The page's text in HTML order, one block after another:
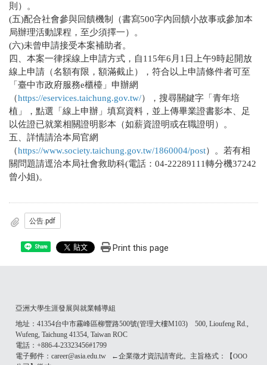
則）。
(五)配合社會參與回饋機制（書寫500字內回饋小故事或參加本
局辦理活動課程，至少須擇一）。
(六)未曾申請接受本案補助者。
四、本案一律採線上申請方式，自115年6月1日上午9時起開放
線上申請（名額有限，額滿截止），符合以上申請條件者可至
「臺中市政府服務e櫃檯」申辦網
（https://eservices.taichung.gov.tw/），搜尋關鍵字「青年培
植」，點選「線上申辦」填寫資料，並上傳畢業證書影本、足
以佐證已就業相關證明影本（如薪資證明或在職證明）。
五、詳情請洽本局官網
（https://www.society.taichung.gov.tw/1860004/post）。若有相
關問題請逕洽本局社會救助科(電話：04-22289111轉分機37242
曾小姐)。
公告.pdf
Share Print this page
亞洲大學生涯發展與就業輔導組
地址：41354台中市霧峰區柳豐路500號(管理大樓M103) 500, Lioufeng Rd.,
Wufeng, Taichung 41354, Taiwan ROC
電話：+886-4-23323456#1799
電子郵件：career@asia.edu.tw ←企業徵才資訊請寄此。主旨格式：【OOO